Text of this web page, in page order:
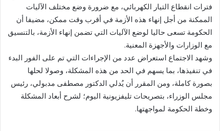
فترات انقطاع التيار الكهربائي، مع ضرورة وضع مختلف الآليات
الممكنة من أجل إنهاء هذه الأزمة في أقرب وقت ممكن، مضيفا أن
الحكومة تسعى حاليا لوضع الآليات التي تضمن إنهاء الأزمة، بالتنسيق
مع الوزارات والأجهزة المعنية.
وشهد الاجتماع استعراض عدد من الإجراءات التي تم على الفور البدء
في تنفيذها، بما يسهم في الحد من هذه المشكلة، وصولا لحلها
بصورة كاملة، ومن المقرر أن يُدلي الدكتور مصطفى مدبولي، رئيس
مجلس الوزراء، بتصريحات تليفزيونية اليوم؛ لشرح أبعاد المشكلة
وخطة الحكومة لمواجهتها.